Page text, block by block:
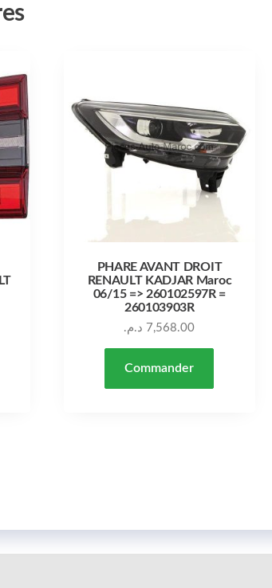
PHARE AVANT DROIT
RENAULT KADJAR Maroc
06/15 => 260102597R =
260103903R
7,568.00 د.م.
Commander